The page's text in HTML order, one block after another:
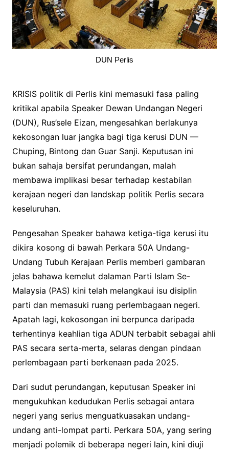
DUN Perlis
KRISIS politik di Perlis kini memasuki fasa paling
kritikal apabila Speaker Dewan Undangan Negeri
(DUN), Rus’sele Eizan, mengesahkan berlakunya
kekosongan luar jangka bagi tiga kerusi DUN —
Chuping, Bintong dan Guar Sanji. Keputusan ini
bukan sahaja bersifat perundangan, malah
membawa implikasi besar terhadap kestabilan
kerajaan negeri dan landskap politik Perlis secara
keseluruhan.
Pengesahan Speaker bahawa ketiga-tiga kerusi itu
dikira kosong di bawah Perkara 50A Undang-
Undang Tubuh Kerajaan Perlis memberi gambaran
jelas bahawa kemelut dalaman Parti Islam Se-
Malaysia (PAS) kini telah melangkaui isu disiplin
parti dan memasuki ruang perlembagaan negeri.
Apatah lagi, kekosongan ini berpunca daripada
terhentinya keahlian tiga ADUN terbabit sebagai ahli
PAS secara serta-merta, selaras dengan pindaan
perlembagaan parti berkenaan pada 2025.
Dari sudut perundangan, keputusan Speaker ini
mengukuhkan kedudukan Perlis sebagai antara
negeri yang serius menguatkuasakan undang-
undang anti-lompat parti. Perkara 50A, yang sering
menjadi polemik di beberapa negeri lain, kini diuji